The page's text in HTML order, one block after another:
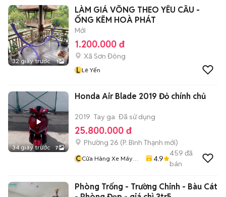
32 giây trước 1
LÀM GIÁ VÕNG THEO YÊU CẦU -
ỐNG KẼM HOÀ PHÁT
Mới
1.200.000 đ
Xã Sơn Đông
L Lê Yến
34 giây trước 7
Honda Air Blade 2019 Đỏ chính chủ
2019 Tay ga Đã sử dụng
25.800.000 đ
Phường 26 (P. Bình Thạnh mới)
CCửa Hàng Xe Máy
4.9
459 đã
bán
Phòng Trống - Trường Chinh - Bàu Cát